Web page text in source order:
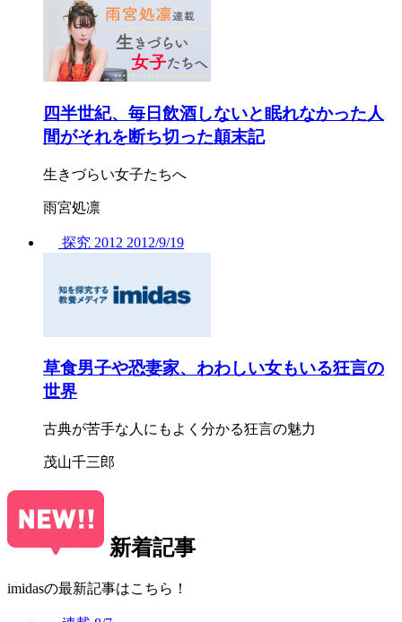
四半世紀、毎日飲酒しないと眠れなかった人
間がそれを断ち切った顛末記
生きづらい女子たちへ
雨宮処凛
探究 2012 2012/9/19
草食男子や恐妻家、わわしい女もいる狂言の
世界
古典が苦手な人にもよく分かる狂言の魅力
茂山千三郎
新着記事
imidasの最新記事はこちら！